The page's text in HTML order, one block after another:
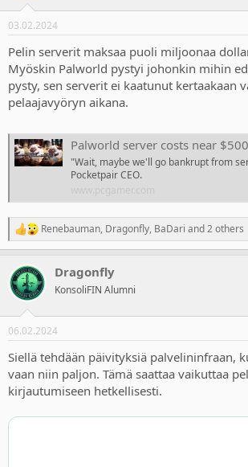
s
03.02.2024
Pelin serverit maksaa puoli miljoonaa
Myöskin Palworld pystyi johonkin mihin
pysty, sen serverit ei kaatunut kertaakaan
pelaajavyöryn aikana.
Palworld server costs near $500K per month as network engineer is ordered to
"Wait, maybe we'll go bankrupt from
Pocketpair CEO.
R
e
c
t
i
s
Renebauman, Dragonfly, BaDari and 2 others
Dragonfly
KonsoliFIN Alumni
06.02.2024
Siellä tehdään päivityksiä palvelininfraan,
vaan niin paljon. Tämä saattaa vaikuttaa
kirjautumiseen hetkellisesti.